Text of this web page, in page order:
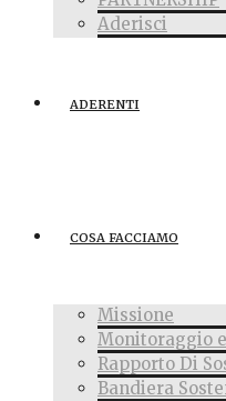
Aderisci
ADERENTI
COSA FACCIAMO
Missione
Monitoraggio
Rapporto Di
Bandiera